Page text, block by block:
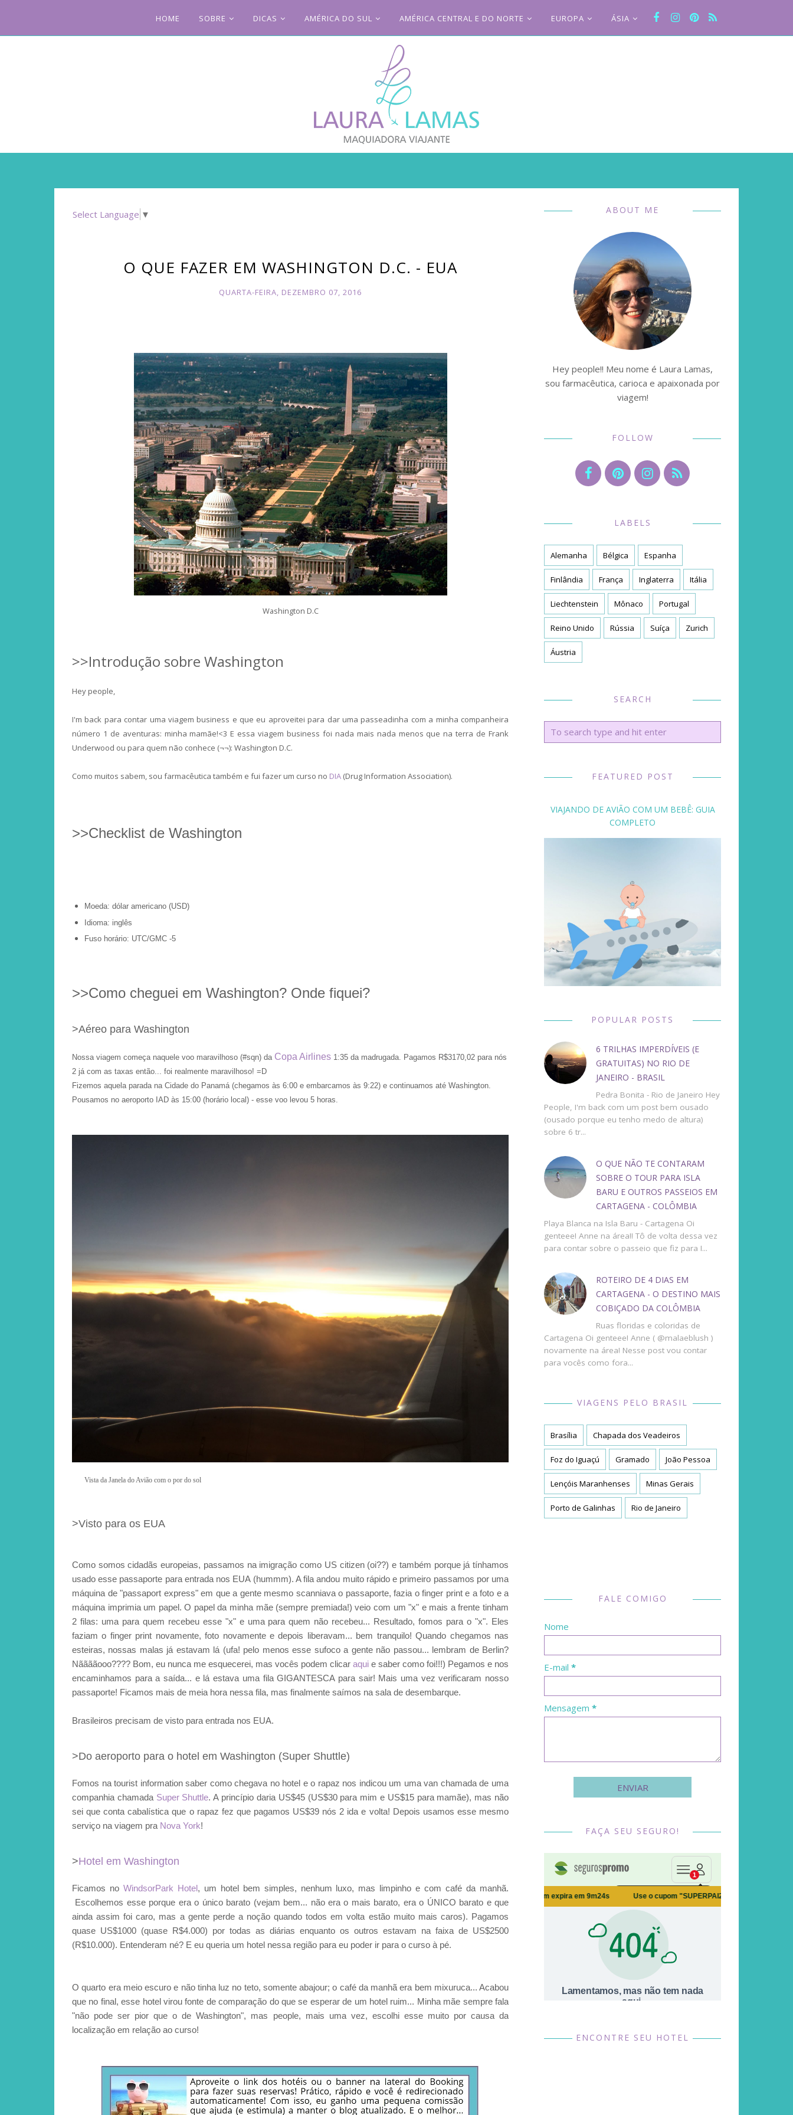
HOME SOBRE DICAS AMÉRICA DO SUL AMÉRICA CENTRAL E DO NORTE EUROPA ÁSIA
Select Language ▼
O QUE FAZER EM WASHINGTON D.C. - EUA
QUARTA-FEIRA, DEZEMBRO 07, 2016
Washington D.C
>>Introdução sobre Washington
Hey people,
I'm back para contar uma viagem business e que eu aproveitei para dar uma passeadinha com a minha companheira
número 1 de aventuras: minha mamãe!<3 E essa viagem business foi nada mais nada menos que na terra de Frank
Underwood ou para quem não conhece (¬¬): Washington D.C.
Como muitos sabem, sou farmacêutica também e fui fazer um curso no DIA (Drug Information Association).
>>Checklist de Washington
Moeda: dólar americano (USD)
Idioma: inglês
Fuso horário: UTC/GMC -5
>>Como cheguei em Washington? Onde fiquei?
>Aéreo para Washington
Nossa viagem começa naquele voo maravilhoso (#sqn) da Copa Airlines 1:35 da madrugada. Pagamos R$3170,02 para nós
2 já com as taxas então... foi realmente maravilhoso! =D
Fizemos aquela parada na Cidade do Panamá (chegamos às 6:00 e embarcamos às 9:22) e continuamos até Washington.
Pousamos no aeroporto IAD às 15:00 (horário local) - esse voo levou 5 horas.
Vista da Janela do Avião com o por do sol
>Visto para os EUA
Como somos cidadãs europeias, passamos na imigração como US citizen (oi??) e também porque já tínhamos
usado esse passaporte para entrada nos EUA (hummm). A fila andou muito rápido e primeiro passamos por uma
máquina de "passaport express" em que a gente mesmo scanniava o passaporte, fazia o finger print e a foto e a
máquina imprimia um papel. O papel da minha mãe (sempre premiada!) veio com um "x" e mais a frente tinham
2 filas: uma para quem recebeu esse "x" e uma para quem não recebeu... Resultado, fomos para o "x". Eles
faziam o finger print novamente, foto novamente e depois liberavam... bem tranquilo! Quando chegamos nas
esteiras, nossas malas já estavam lá (ufa! pelo menos esse sufoco a gente não passou... lembram de Berlin?
Nããããooo???? Bom, eu nunca me esquecerei, mas vocês podem clicar aqui e saber como foi!!!) Pegamos e nos
encaminhamos para a saída... e lá estava uma fila GIGANTESCA para sair! Mais uma vez verificaram nosso
passaporte! Ficamos mais de meia hora nessa fila, mas finalmente saímos na sala de desembarque.
Brasileiros precisam de visto para entrada nos EUA.
>Do aeroporto para o hotel em Washington (Super Shuttle)
Fomos na tourist information saber como chegava no hotel e o rapaz nos indicou um uma van chamada de uma
companhia chamada Super Shuttle. A princípio daria US$45 (US$30 para mim e US$15 para mamãe), mas não
sei que conta cabalística que o rapaz fez que pagamos US$39 nós 2 ida e volta! Depois usamos esse mesmo
serviço na viagem pra Nova York!
>Hotel em Washington
Ficamos no WindsorPark Hotel, um hotel bem simples, nenhum luxo, mas limpinho e com café da manhã.
Escolhemos esse porque era o único barato (vejam bem... não era o mais barato, era o ÚNICO barato e que
ainda assim foi caro, mas a gente perde a noção quando todos em volta estão muito mais caros). Pagamos
quase US$1000 (quase R$4.000) por todas as diárias enquanto os outros estavam na faixa de US$2500
(R$10.000). Entenderam né? E eu queria um hotel nessa região para eu poder ir para o curso à pé.
O quarto era meio escuro e não tinha luz no teto, somente abajour; o café da manhã era bem mixuruca... Acabou
que no final, esse hotel virou fonte de comparação do que se esperar de um hotel ruim... Minha mãe sempre fala
"não pode ser pior que o de Washington", mas people, mais uma vez, escolhi esse muito por causa da
localização em relação ao curso!
ABOUT ME
Hey people!! Meu nome é Laura Lamas,
sou farmacêutica, carioca e apaixonada por
viagem!
FOLLOW
LABELS
Alemanha Bélgica Espanha
Finlândia França Inglaterra Itália
Liechtenstein Mônaco Portugal
Reino Unido Rússia Suíça Zurich
Áustria
SEARCH
FEATURED POST
VIAJANDO DE AVIÃO COM UM BEBÊ: GUIA
COMPLETO
POPULAR POSTS
6 TRILHAS IMPERDÍVEIS (E
GRATUITAS) NO RIO DE
JANEIRO - BRASIL
Pedra Bonita - Rio de Janeiro Hey
People, I'm back com um post bem ousado
(ousado porque eu tenho medo de altura)
sobre 6 tr...
O QUE NÃO TE CONTARAM
SOBRE O TOUR PARA ISLA
BARU E OUTROS PASSEIOS EM
CARTAGENA - COLÔMBIA
Playa Blanca na Isla Baru - Cartagena Oi
genteee! Anne na área!! Tô de volta dessa vez
para contar sobre o passeio que fiz para I...
ROTEIRO DE 4 DIAS EM
CARTAGENA - O DESTINO MAIS
COBIÇADO DA COLÔMBIA
Ruas floridas e coloridas de
Cartagena Oi genteee! Anne ( @malaeblush )
novamente na área! Nesse post vou contar
para vocês como fora...
VIAGENS PELO BRASIL
Brasília Chapada dos Veadeiros
Foz do Iguaçú Gramado João Pessoa
Lençóis Maranhenses Minas Gerais
Porto de Galinhas Rio de Janeiro
FALE COMIGO
Nome
E-mail *
Mensagem *
FAÇA SEU SEGURO!
ENCONTRE SEU HOTEL